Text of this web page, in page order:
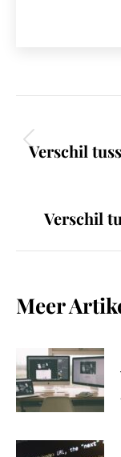
Verschil
Verschil
Meer